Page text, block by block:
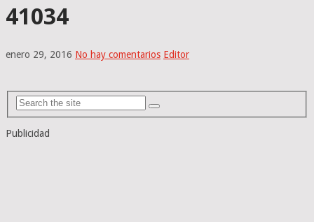
41034
enero 29, 2016 No hay comentarios Editor
Publicidad